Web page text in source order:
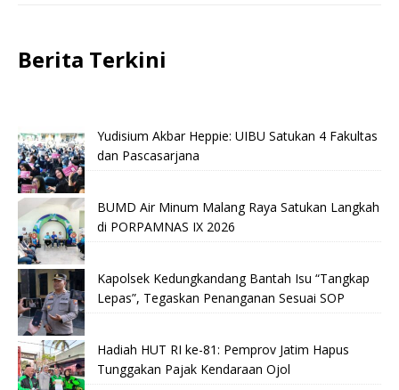
Berita Terkini
Yudisium Akbar Heppie: UIBU Satukan 4 Fakultas
dan Pascasarjana
BUMD Air Minum Malang Raya Satukan Langkah
di PORPAMNAS IX 2026
Kapolsek Kedungkandang Bantah Isu “Tangkap
Lepas”, Tegaskan Penanganan Sesuai SOP
Hadiah HUT RI ke-81: Pemprov Jatim Hapus
Tunggakan Pajak Kendaraan Ojol